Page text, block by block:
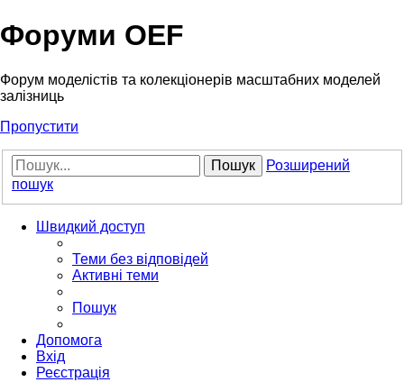
Форуми OEF
Форум моделістів та колекціонерів масштабних моделей
залізниць
Пропустити
Пошук
Розширений
пошук
Швидкий доступ
Теми без відповідей
Активні теми
Пошук
Допомога
Вхід
Реєстрація